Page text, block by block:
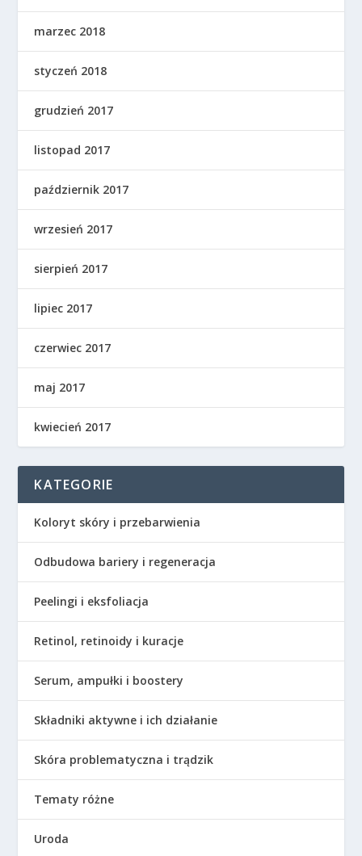
marzec 2018
styczeń 2018
grudzień 2017
listopad 2017
październik 2017
wrzesień 2017
sierpień 2017
lipiec 2017
czerwiec 2017
maj 2017
kwiecień 2017
KATEGORIE
Koloryt skóry i przebarwienia
Odbudowa bariery i regeneracja
Peelingi i eksfoliacja
Retinol, retinoidy i kuracje
Serum, ampułki i boostery
Składniki aktywne i ich działanie
Skóra problematyczna i trądzik
Tematy różne
Uroda